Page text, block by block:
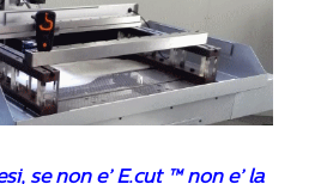
se non e’ E.cut ™ non e’ la